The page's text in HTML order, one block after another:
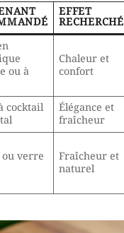
EFFET
RECHERCHÉ
ou à
Chaleur et
confort
cocktail
Élégance et
fraîcheur
ou verre
Fraîcheur et
naturel